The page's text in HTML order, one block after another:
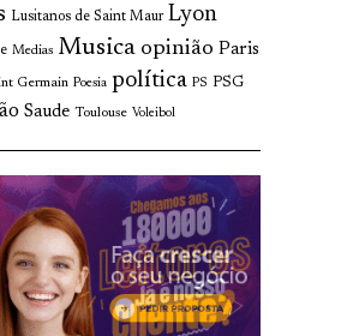
Lusitanos de Saint Maur Lyon
Medias Musica opinião Paris
Germain Poesia política PS PSG
Saude Toulouse Voleibol